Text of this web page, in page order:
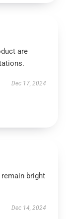
are
Dec 17, 2024
bright
Dec 14, 2024